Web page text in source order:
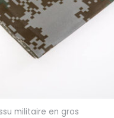
militaire en gros